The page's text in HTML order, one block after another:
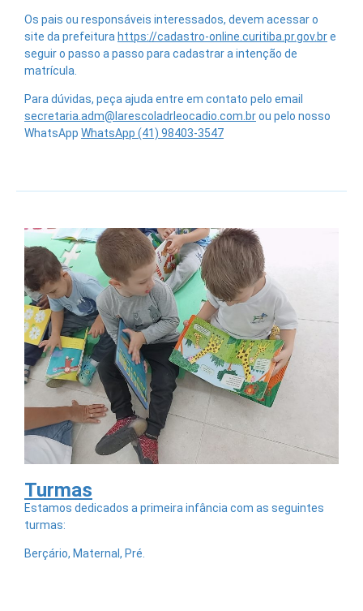
Os pais ou responsáveis interessados, devem acessar o
site da prefeitura https://cadastro-online.curitiba.pr.gov.bre
seguir o passo a passo para cadastrar a intenção de
matrícula.
Para dúvidas, peça ajuda entre em contato pelo email
secretaria.adm@larescoladrleocadio.com.brou pelo nosso
WhatsApp WhatsApp (41) 98403-3547
Turmas
Estamos dedicados a primeira infância com as seguintes
turmas:
Berçário, Maternal, Pré.